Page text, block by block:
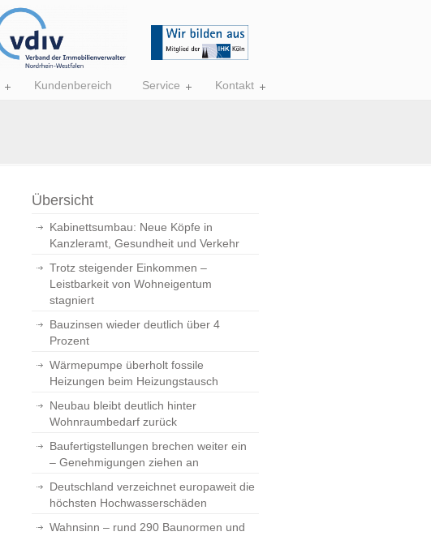
Kundenbereich Service Kontakt
Übersicht
Kabinettsumbau: Neue Köpfe in
Kanzleramt, Gesundheit und Verkehr
Trotz steigender Einkommen –
Leistbarkeit von Wohneigentum
stagniert
Bauzinsen wieder deutlich über 4
Prozent
Wärmepumpe überholt fossile
Heizungen beim Heizungstausch
Neubau bleibt deutlich hinter
Wohnraumbedarf zurück
Baufertigstellungen brechen weiter ein
– Genehmigungen ziehen an
Deutschland verzeichnet europaweit die
höchsten Hochwasserschäden
Wahnsinn – rund 290 Baunormen und